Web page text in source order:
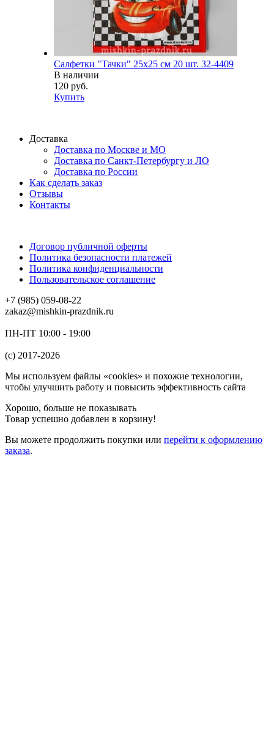
Салфетки "Тачки" 25х25 см 20 шт. 32-4409
В наличии
120 руб.
Купить
Доставка
Доставка по Москве и МО
Доставка по Санкт-Петербургу и ЛО
Доставка по России
Как сделать заказ
Отзывы
Контакты
Договор публичной оферты
Политика безопасности платежей
Политика конфиденциальности
Пользовательское соглашение
+7 (985) 059-08-22
zakaz@mishkin-prazdnik.ru
ПН-ПТ 10:00 - 19:00
(c) 2017-2026
Мы используем файлы «cookies» и похожие технологии,
чтобы улучшить работу и повысить эффективность сайта
Хорошо, больше не показывать
Товар успешно добавлен в корзину!
Вы можете продолжить покупки или перейти к оформлению
заказа.